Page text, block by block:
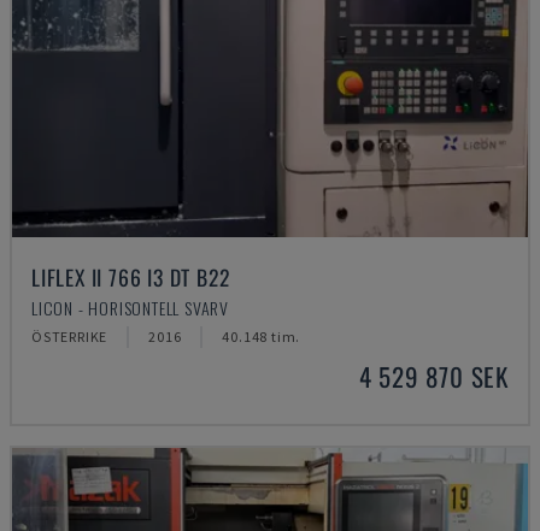
LIFLEX II 766 I3 DT B22
LICON - HORISONTELL SVARV
ÖSTERRIKE 2016 40.148 tim.
4 529 870 SEK